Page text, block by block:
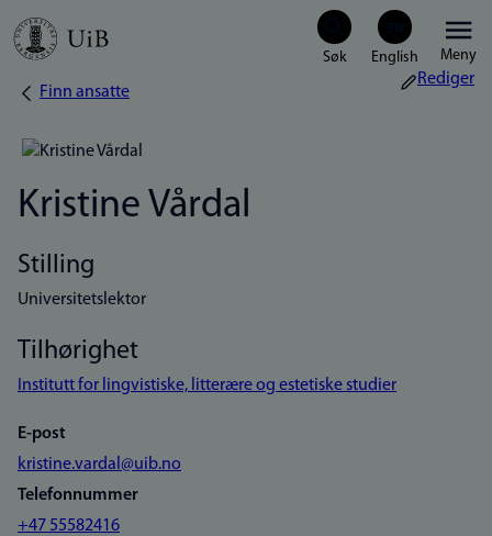
Hopp
Meny
Navigasjonssti
Finn ansatte
Rediger
Kristine Vårdal
Stilling
Universitetslektor
Tilhørighet
Institutt for lingvistiske, litterære og estetiske studier
E-post
kristine.vardal@uib.no
Telefonnummer
+47 55582416